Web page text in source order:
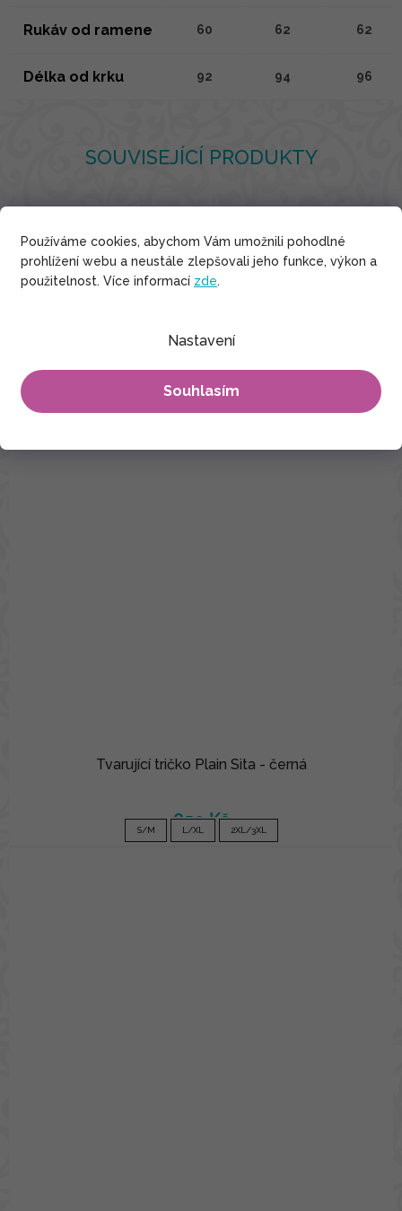
Používáme cookies, abychom Vám umožnili pohodlné
prohlížení webu a neustále zlepšovali jeho funkce, výkon a
použitelnost. Více informací zde.
Nastavení
Souhlasím
SOUVISEJÍCÍ PRODUKTY
Viskóza
Tvarující tričko Plain Sita - černá
850 Kč
S/M L/XL 2XL/3XL
Rukáv od ramene 60 62 62
Délka od krku 92 94 96